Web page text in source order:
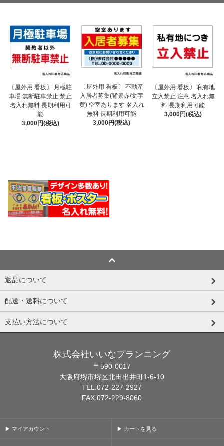
〔屋外用 看板〕 月極駐
車場 無断駐車禁止 禁止
名入れ無料 長期利用可
能
3,000円(税込)
〔屋外用 看板〕 不動産
入居者募集(背景赤/文字
黄) 空室あります 名入れ
無料 長期利用可能
3,000円(税込)
〔屋外用 看板〕 私有地
立入禁止 注意 名入れ無
料 長期利用可能
3,000円(税込)
返品について
配送・送料について
支払い方法について
株式会社いいなプランニング
〒590-0017
大阪府堺市堺区北田出井町1-6-10
TEL.072-227-2927
FAX.072-229-8060
▶ マイアカウント ▶ カートを見る